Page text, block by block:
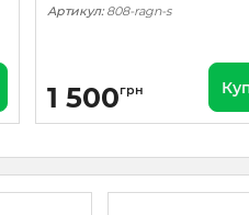
Артикул:808-ragn-s
1 500грн